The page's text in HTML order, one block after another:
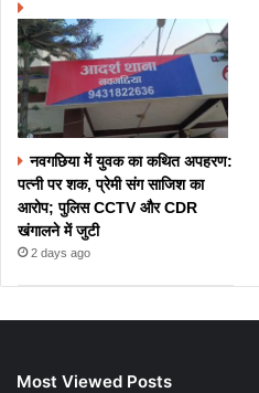
नवगछिया में युवक का कथित अपहरण:
पत्नी पर शक, प्रेमी संग साजिश का
आरोप; पुलिस CCTV और CDR
खंगालने में जुटी
2 days ago
Most Viewed Posts